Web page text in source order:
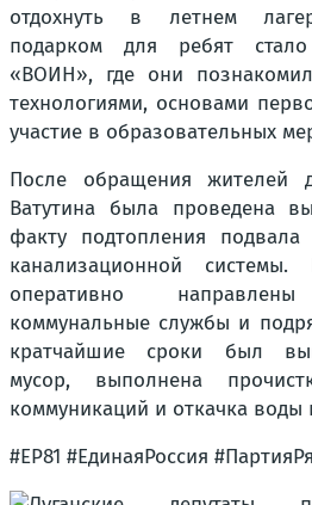
отдохнуть в летнем
подарком для ребят
«ВОИН», где они
технологиями, основами
участие в образовательных
После обращения
Ватутина была проведена
факту подтопления подвала
канализационной
оперативно
коммунальные службы и
кратчайшие сроки был
мусор, выполнена
коммуникаций и откачка воды
#ЕР81 #ЕдинаяРоссия